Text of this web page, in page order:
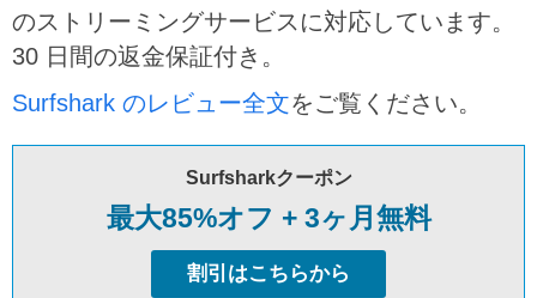
のストリーミングサービスに対応しています。
30 日間の返金保証付き。
Surfshark のレビュー全文をご覧ください。
Surfsharkクーポン
最大85%オフ + 3ヶ月無料
割引はこちらから